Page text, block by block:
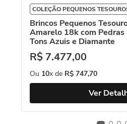
COLEÇÃO PEQUENOS
Brincos Pequenos
Amarelo 18k com
Tons Azuis e Diamante
R$ 7.477,00
Ou 10x de R$ 747,70
Ver